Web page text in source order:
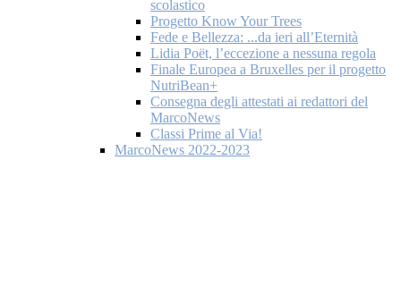
scolastico
Progetto Know Your Trees
Fede e Bellezza: ...da ieri all’Eternità
Lidia Poët, l’eccezione a nessuna regola
Finale Europea a Bruxelles per il progetto
NutriBean+
Consegna degli attestati ai redattori del
MarcoNews
Classi Prime al Via!
MarcoNews 2022-2023